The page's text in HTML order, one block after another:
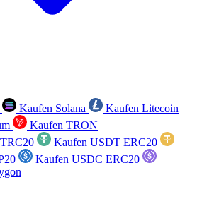
Kaufen Solana
Kaufen Litecoin
Kaufen TRON
Kaufen USDT ERC20
Kaufen USDC ERC20